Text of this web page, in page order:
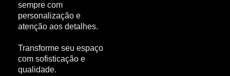
sempre com
personalização e
atenção aos detalhes.
Transforme seu espaço
com sofisticação e
qualidade.